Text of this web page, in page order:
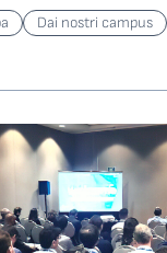
di SARS-CoV-2
e
di Virologia
and
dell’Area
per il sostegno a
la sorveglianza
e la
– R.I.Pr.E.I.”
Dai nostri campus